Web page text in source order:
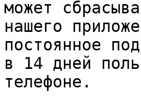
может
нашего
постоянное
в 14 дней
телефоне.